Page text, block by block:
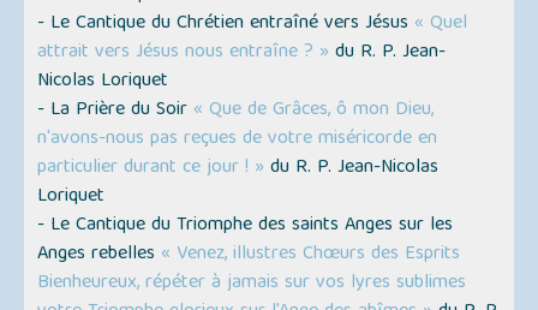
- Le Cantique du Chrétien entraîné vers Jésus « Quel
attrait vers Jésus nous entraîne ? » du R. P. Jean-
Nicolas Loriquet
- La Prière du Soir « Que de Grâces, ô mon Dieu,
n'avons-nous pas reçues de votre miséricorde en
particulier durant ce jour ! » du R. P. Jean-Nicolas
Loriquet
- Le Cantique du Triomphe des saints Anges sur les
Anges rebelles « Venez, illustres Chœurs des Esprits
Bienheureux, répéter à jamais sur vos lyres sublimes